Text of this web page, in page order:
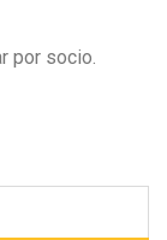
por socio.